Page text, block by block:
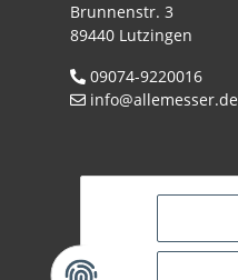
Brunnenstr. 3
89440 Lutzingen
09074-9220016
info@allemesser.de